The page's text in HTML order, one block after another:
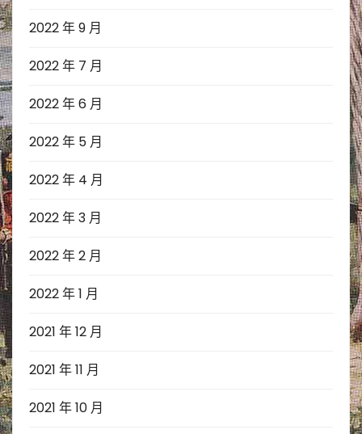
2022 年 9 月
2022 年 7 月
2022 年 6 月
2022 年 5 月
2022 年 4 月
2022 年 3 月
2022 年 2 月
2022 年 1 月
2021 年 12 月
2021 年 11 月
2021 年 10 月